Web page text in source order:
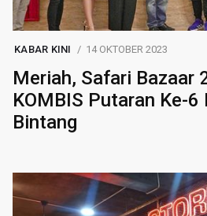
KABAR KINI 14 OKTOBER 2023
Meriah, Safari Bazaar
KOMBIS Putaran Ke-6
Bintang